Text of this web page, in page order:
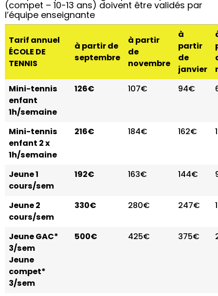
(compet – 10-13 ans) doivent être validés par
l’équipe enseignante
Tarif annuel
ÉCOLE DE
TENNIS
à partir de
septembre
à partir
de
novembre
à
partir
de
janvier
Mini-tennis
enfant
1h/semaine
126€ 107€ 94€
Mini-tennis
enfant 2 x
1h/semaine
216€ 184€ 162€
Jeune 1
cours/sem
192€ 163€ 144€
Jeune 2
cours/sem
330€ 280€ 247€
Jeune GAC*
3/sem
Jeune
compet*
3/sem
500€ 425€ 375€